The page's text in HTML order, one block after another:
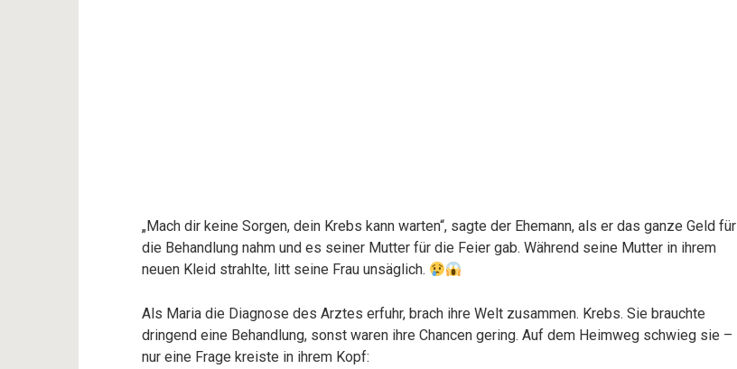
„Mach dir keine Sorgen, dein Krebs kann warten“, sagte der Ehemann, als er das ganze Geld für
die Behandlung nahm und es seiner Mutter für die Feier gab. Während seine Mutter in ihrem
neuen Kleid strahlte, litt seine Frau unsäglich.
Als Maria die Diagnose des Arztes erfuhr, brach ihre Welt zusammen. Krebs. Sie brauchte
dringend eine Behandlung, sonst waren ihre Chancen gering. Auf dem Heimweg schwieg sie –
nur eine Frage kreiste in ihrem Kopf: